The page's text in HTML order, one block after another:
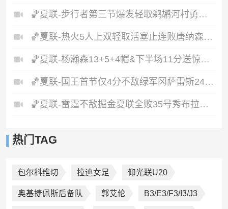
🏀夏联-步行者第三节爆发轻取鹈鹕河村勇辉5+5+12斯劳森22分
🏀夏联-热火5人上双轻取活塞止连败唐纳森20+8+10奥科里27分
🏀夏联-杨瀚森13+5+4帽&下半场11分送惊艳妙传开拓者力克掘金
🏀夏联-国王首节仅4分不敌绿军冈萨雷斯24+10+5塞纳克10+12
🏀夏联-雷霆不敌掘金夏联全败35号秀布拉齐尔32+6马拉14+7+6
热门TAG
包尔科维切 拉迪女足 仰光联U20
奥基捷佩斯后备队 郭艾伦 B3/E3/F3/I3/J3